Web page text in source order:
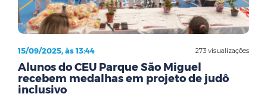
273 visualizações
15/09/2025, às 13:44
Alunos do CEU Parque São Miguel
recebem medalhas em projeto de judô
inclusivo